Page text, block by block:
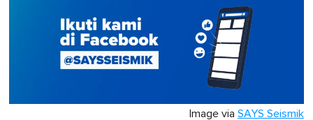
Image via SAYS Seismik